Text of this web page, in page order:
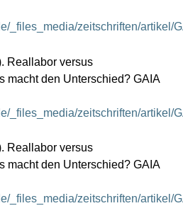
_files_media/zeitschriften/artikel/
Reallabor versus
macht den Unterschied? GAIA
_files_media/zeitschriften/artikel/
Reallabor versus
macht den Unterschied? GAIA
_files_media/zeitschriften/artikel/